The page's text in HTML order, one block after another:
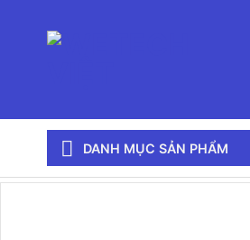
DANH MỤC SẢN PHẨM